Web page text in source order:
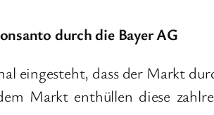
durch die Bayer AG
eingesteht, dass der Markt
Markt enthüllen diese